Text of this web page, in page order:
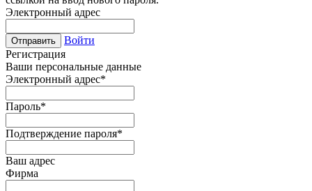
Электронный адрес
Отправить
Войти
Регистрация
Ваши персональные данные
Электронный адрес*
Пароль*
Подтверждение пароля*
Ваш адрес
Фирма